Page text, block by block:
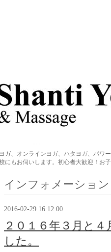
ガ、オンラインヨガ、ハタヨガ、パ
にもお伺いします。初心者大歓迎！お
インフォメーション
2016-02-29 16:12:00
２０１６年３月と
した。